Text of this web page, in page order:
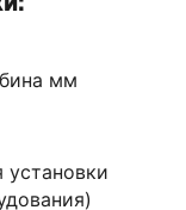
мм
установки